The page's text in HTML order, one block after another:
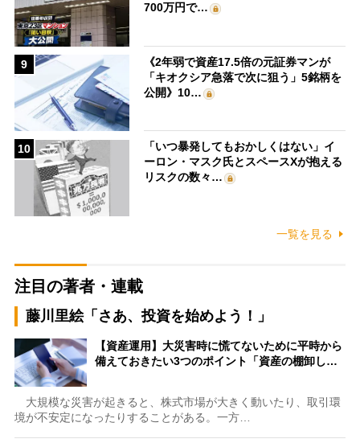
700万円で…
9
《2年弱で資産17.5倍の元証券マンが
「キオクシア急落で次に狙う」5銘柄を
公開》10…
10
「いつ暴発してもおかしくはない」イ
ーロン・マスク氏とスペースXが抱える
リスクの数々…
一覧を見る
注目の著者・連載
藤川里絵「さあ、投資を始めよう！」
【資産運用】大災害時に慌てないために平時から
備えておきたい3つのポイント「資産の棚卸し…
大規模な災害が起きると、株式市場が大きく動いたり、取引環
境が不安定になったりすることがある。一方…